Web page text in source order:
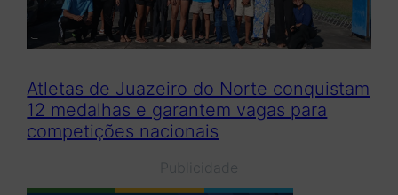
Atletas de Juazeiro do Norte conquistam
12 medalhas e garantem vagas para
competições nacionais
Publicidade